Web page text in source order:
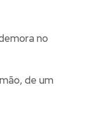
no
de um